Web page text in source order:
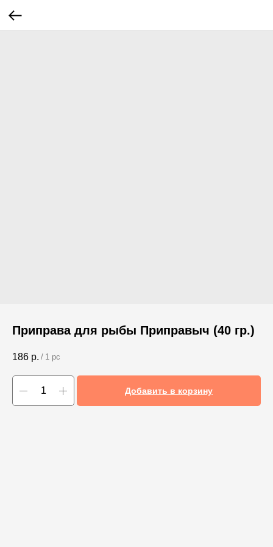
Приправа для рыбы Приправыч (40 гр.)
186 р. / 1 pc
Добавить в корзину